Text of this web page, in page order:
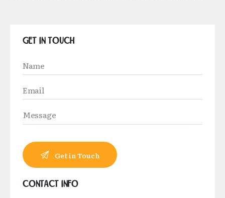
Get in Touch
Contact Info